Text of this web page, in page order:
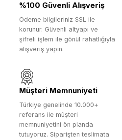
%100 Güvenli Alışveriş
Ödeme bilgileriniz SSL ile
korunur. Güvenli altyapı ve
şifreli işlem ile gönül rahatlığıyla
alışveriş yapın.
Müşteri Memnuniyeti
Türkiye genelinde 10.000+
referans ile müşteri
memnuniyetini ön planda
tutuyoruz. Siparişten teslimata